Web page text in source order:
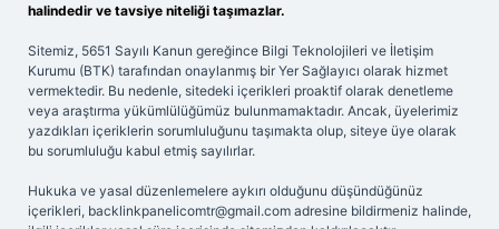
halindedir ve tavsiye niteliği taşımazlar.
Sitemiz, 5651 Sayılı Kanun gereğince Bilgi Teknolojileri ve İletişim
Kurumu (BTK) tarafından onaylanmış bir Yer Sağlayıcı olarak hizmet
vermektedir. Bu nedenle, sitedeki içerikleri proaktif olarak denetleme
veya araştırma yükümlülüğümüz bulunmamaktadır. Ancak, üyelerimiz
yazdıkları içeriklerin sorumluluğunu taşımakta olup, siteye üye olarak
bu sorumluluğu kabul etmiş sayılırlar.
Hukuka ve yasal düzenlemelere aykırı olduğunu düşündüğünüz
içerikleri, backlinkpanelicomtr@gmail.com adresine bildirmeniz halinde,